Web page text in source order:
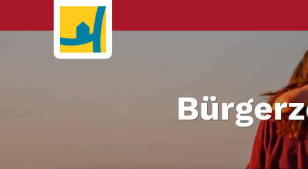
Zum Inhalt springen